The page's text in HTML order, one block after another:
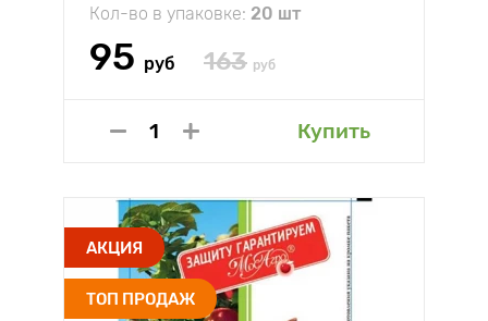
Кол-во в упаковке: 20 шт
95 руб 163 руб
Купить
АКЦИЯ
ТОП ПРОДАЖ